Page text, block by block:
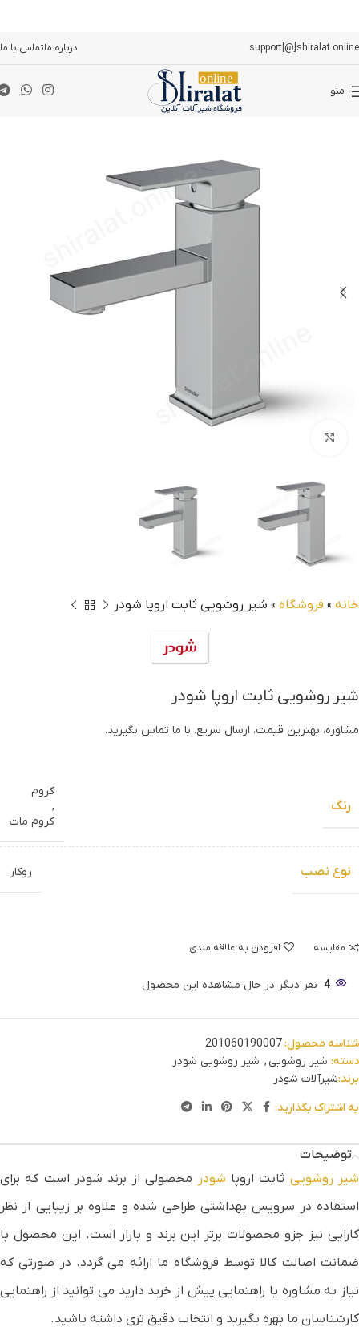
support[@]shiralat.online درباره ماتماس با ما
منو
خانه » فروشگاه » شیر روشویی ثابت اروپا شودر
شیر روشویی ثابت اروپا شودر
مشاوره، بهترین قیمت، ارسال سریع. با ما تماس بگیرید.
رنگ
کروم
,
کروم مات
نوع نصب روکار
مقایسه افزودن به علاقه مندی
4 نفر دیگر در حال مشاهده این محصول
شناسه محصول:201060190007
دسته: شیر روشویی , شیر روشویی شودر
برند:شیرآلات شودر
به اشتراک بگذارید:
توضیحات
شیر روشویی ثابت اروپا شودر محصولی از برند شودر است که برای
استفاده در سرویس بهداشتی طراحی شده و علاوه بر زیبایی از نظر
کارایی نیز جزو محصولات برتر این برند و بازار است. این محصول با
ضمانت اصالت کالا توسط فروشگاه ما ارائه می گردد. در صورتی که
نیاز به مشاوره یا راهنمایی پیش از خرید دارید می توانید از راهنمایی
کارشناسان ما بهره بگیرید و انتخاب دقیق تری داشته باشید.